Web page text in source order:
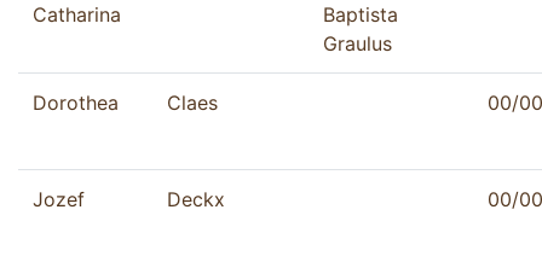
Catharina
Baptista
Graulus
Dorothea Claes 00/
Jozef Deckx 00/